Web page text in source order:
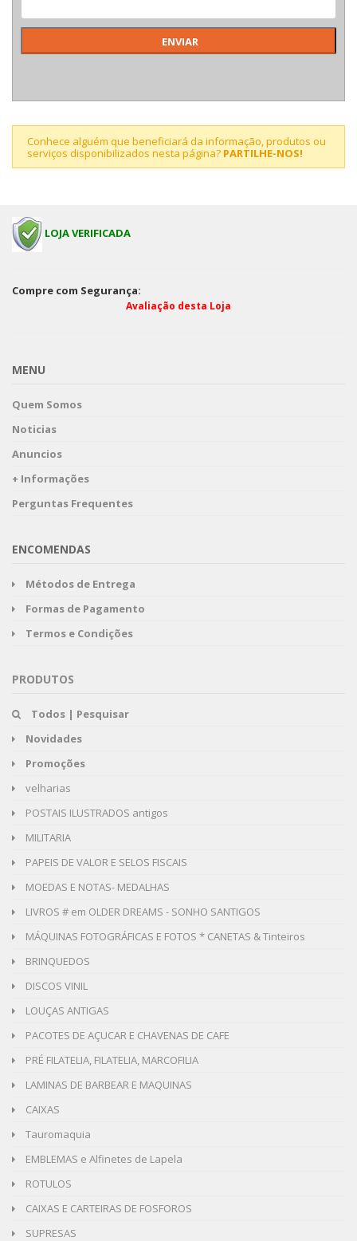
Conhece alguém que beneficiará da informação, produtos ou
serviços disponibilizados nesta página? PARTILHE-NOS!
LOJA VERIFICADA
Compre com Segurança:
Avaliação desta Loja
MENU
Quem Somos
Noticias
Anuncios
+ Informações
Perguntas Frequentes
ENCOMENDAS
Métodos de Entrega
Formas de Pagamento
Termos e Condições
PRODUTOS
Todos | Pesquisar
Novidades
Promoções
velharias
POSTAIS ILUSTRADOS antigos
MILITARIA
PAPEIS DE VALOR E SELOS FISCAIS
MOEDAS E NOTAS- MEDALHAS
LIVROS # em OLDER DREAMS - SONHO SANTIGOS
MÁQUINAS FOTOGRÁFICAS E FOTOS * CANETAS & Tinteiros
BRINQUEDOS
DISCOS VINIL
LOUÇAS ANTIGAS
PACOTES DE AÇUCAR E CHAVENAS DE CAFE
PRÉ FILATELIA, FILATELIA, MARCOFILIA
LAMINAS DE BARBEAR E MAQUINAS
CAIXAS
Tauromaquia
EMBLEMAS e Alfinetes de Lapela
ROTULOS
CAIXAS E CARTEIRAS DE FOSFOROS
SUPRESAS